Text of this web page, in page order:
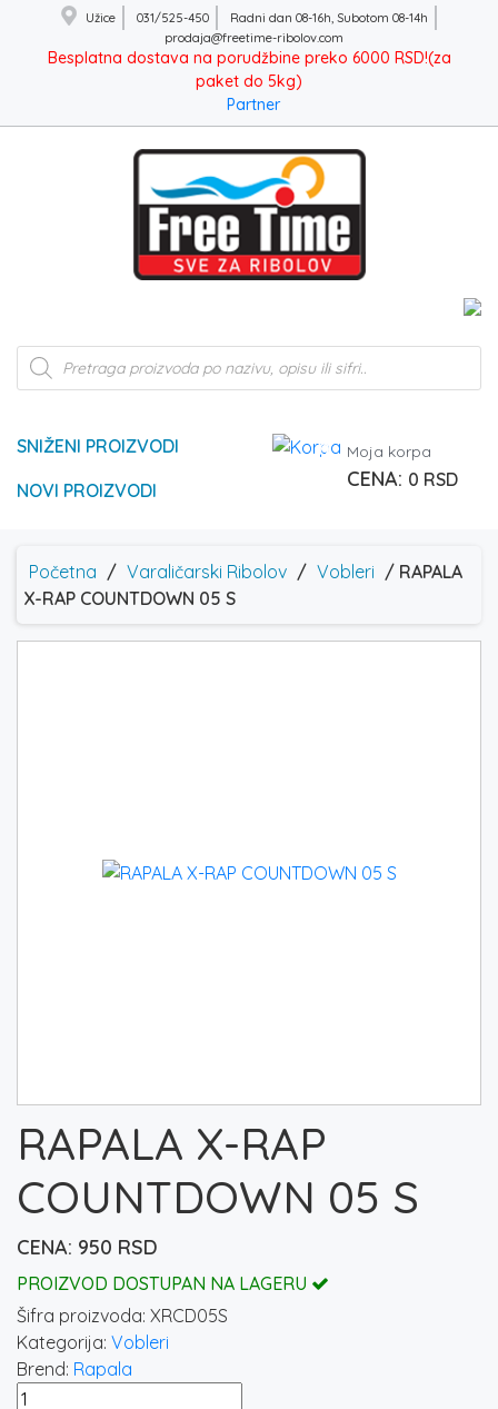
Užice 031/525-450
Radni dan 08-16h, Subotom 08-14h
prodaja@freetime-ribolov.com
Besplatna dostava na porudžbine preko 6000 RSD!(za
paket do 5kg)
Partner
Products
search
SNIŽENI PROIZVODI
NOVI PROIZVODI
0 Moja korpa
0 RSD
Početna / Varaličarski Ribolov / Vobleri / RAPALA
X-RAP COUNTDOWN 05 S
RAPALA X-RAP
COUNTDOWN 05 S
950 RSD
PROIZVOD DOSTUPAN NA LAGERU
Šifra proizvoda: XRCD05S
Kategorija: Vobleri
Brend: Rapala
RAPALA